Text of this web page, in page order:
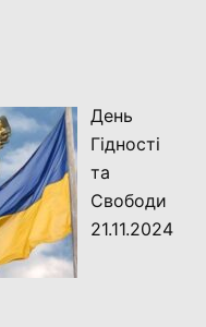
День
Гідності
та
Свободи
21.11.2024